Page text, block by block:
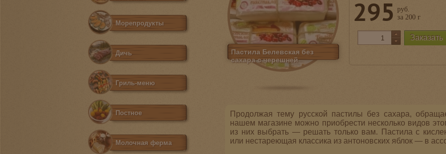
Пастила Белевская без
сахара с черешней
295
руб.
за 200 г
Продолжая тему русской пастилы без сахара,
нашем магазине можно приобрести несколько видов
из них выбрать — решать только вам. Пастила с
или нестареющая классика из антоновских яблок — в
Морепродукты
Дичь
Гриль-меню
Постное
Молочная ферма